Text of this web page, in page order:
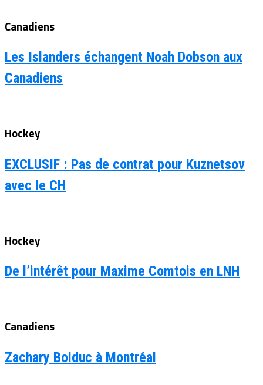
Canadiens
Les Islanders échangent Noah Dobson aux
Canadiens
Hockey
EXCLUSIF : Pas de contrat pour Kuznetsov
avec le CH
Hockey
De l’intérêt pour Maxime Comtois en LNH
Canadiens
Zachary Bolduc à Montréal